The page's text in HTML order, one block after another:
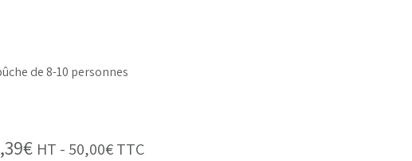
de 8-10 personnes
€ HT - 50,00€TTC